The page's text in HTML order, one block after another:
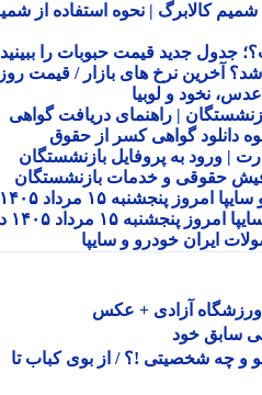
کالابرگ | نحوه استفاده از شمیم
جدید قیمت حبوبات را ببینید /
نرخ های بازار / قیمت روز
نخود و لوبیا
| راهنمای دریافت گواهی
گواهی کسر از حقوق
ورود به پروفایل بازنشستگان
حقوقی و خدمات بازنشستگان
قیمت خودروهای ایران خودرو سایپا امروز پنجشنبه ۱۵ مرداد ۱۴۰۵ |
قیمت خودروهای ایران خودرو سایپا امروز پنجشنبه ۱۵ مرداد ۱۴۰۵ در
خودرو و سایپا
آزادی + عکس
خود
چه شخصیتی !؟ / از بوی کباب تا